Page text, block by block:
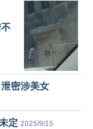
密涉美女
定 2025/9/15